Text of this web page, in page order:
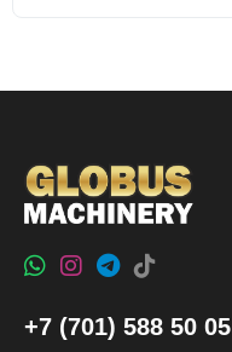
+7 (701) 588 50 05